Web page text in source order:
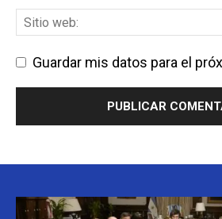
Guardar mis datos para el